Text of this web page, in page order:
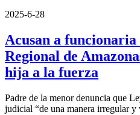
2025-6-28
Acusan a
Regional de
hija a la fuerza
Padre de la menor denuncia que
judicial “de una manera irregular y